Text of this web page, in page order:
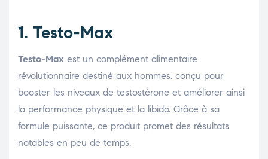
1. Testo-Max
Testo-Max est un complément alimentaire
révolutionnaire destiné aux hommes, conçu pour
booster les niveaux de testostérone et améliorer ainsi
la performance physique et la libido. Grâce à sa
formule puissante, ce produit promet des résultats
notables en peu de temps.